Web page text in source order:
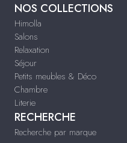
NOS COLLECTIONS
Himolla
Salons
Relaxation
Séjour
Petits meubles & Déco
Chambre
Literie
RECHERCHE
Recherche par marque